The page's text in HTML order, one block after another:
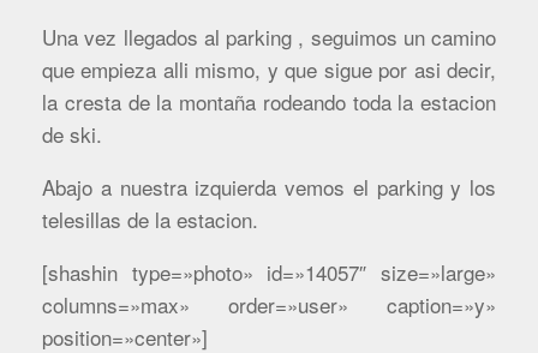
Una vez llegados al parking , seguimos un camino
que empieza alli mismo, y que sigue por asi decir,
la cresta de la montaña rodeando toda la estacion
de ski.
Abajo a nuestra izquierda vemos el parking y los
telesillas de la estacion.
[shashin type=»photo» id=»14057″ size=»large»
columns=»max» order=»user» caption=»y»
position=»center»]